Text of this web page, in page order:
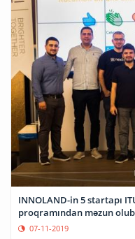
INNOLAND-in 5 startapı
proqramından məzun olub
07-11-2019